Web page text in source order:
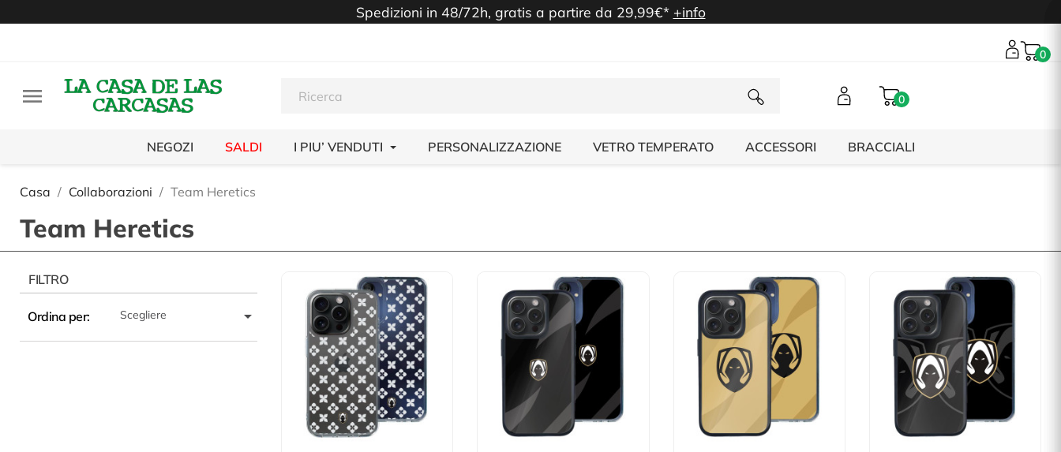
Spedizioni in 48/72h, gratis a partire da 29,99€* +info
0
 0
NEGOZI SALDI I PIU’ VENDUTI PERSONALIZZAZIONE VETRO TEMPERATO ACCESSORI BRACCIALI
Casa Collaborazioni Team Heretics
Team Heretics
FILTRO
Ordina per: Scegliere 